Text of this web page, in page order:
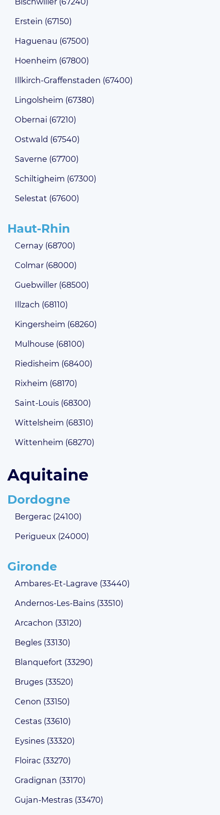
Erstein (67150)
Haguenau (67500)
Hoenheim (67800)
Illkirch-Graffenstaden (67400)
Lingolsheim (67380)
Obernai (67210)
Ostwald (67540)
Saverne (67700)
Schiltigheim (67300)
Selestat (67600)
Haut-Rhin
Cernay (68700)
Colmar (68000)
Guebwiller (68500)
Illzach (68110)
Kingersheim (68260)
Mulhouse (68100)
Riedisheim (68400)
Rixheim (68170)
Saint-Louis (68300)
Wittelsheim (68310)
Wittenheim (68270)
Aquitaine
Dordogne
Bergerac (24100)
Perigueux (24000)
Gironde
Ambares-Et-Lagrave (33440)
Andernos-Les-Bains (33510)
Arcachon (33120)
Begles (33130)
Blanquefort (33290)
Bruges (33520)
Cenon (33150)
Cestas (33610)
Eysines (33320)
Floirac (33270)
Gradignan (33170)
Gujan-Mestras (33470)